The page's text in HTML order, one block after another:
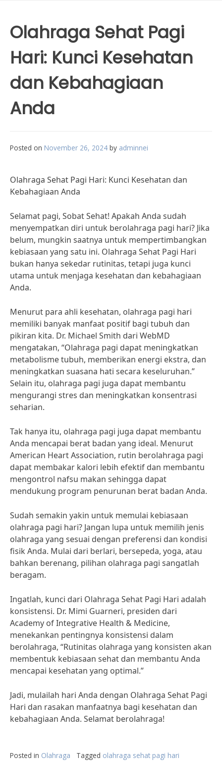
Olahraga Sehat Pagi
Hari: Kunci Kesehatan
dan Kebahagiaan
Anda
Posted on November 26, 2024 by adminnei
Olahraga Sehat Pagi Hari: Kunci Kesehatan dan
Kebahagiaan Anda
Selamat pagi, Sobat Sehat! Apakah Anda sudah
menyempatkan diri untuk berolahraga pagi hari? Jika
belum, mungkin saatnya untuk mempertimbangkan
kebiasaan yang satu ini. Olahraga Sehat Pagi Hari
bukan hanya sekedar rutinitas, tetapi juga kunci
utama untuk menjaga kesehatan dan kebahagiaan
Anda.
Menurut para ahli kesehatan, olahraga pagi hari
memiliki banyak manfaat positif bagi tubuh dan
pikiran kita. Dr. Michael Smith dari WebMD
mengatakan, “Olahraga pagi dapat meningkatkan
metabolisme tubuh, memberikan energi ekstra, dan
meningkatkan suasana hati secara keseluruhan.”
Selain itu, olahraga pagi juga dapat membantu
mengurangi stres dan meningkatkan konsentrasi
seharian.
Tak hanya itu, olahraga pagi juga dapat membantu
Anda mencapai berat badan yang ideal. Menurut
American Heart Association, rutin berolahraga pagi
dapat membakar kalori lebih efektif dan membantu
mengontrol nafsu makan sehingga dapat
mendukung program penurunan berat badan Anda.
Sudah semakin yakin untuk memulai kebiasaan
olahraga pagi hari? Jangan lupa untuk memilih jenis
olahraga yang sesuai dengan preferensi dan kondisi
fisik Anda. Mulai dari berlari, bersepeda, yoga, atau
bahkan berenang, pilihan olahraga pagi sangatlah
beragam.
Ingatlah, kunci dari Olahraga Sehat Pagi Hari adalah
konsistensi. Dr. Mimi Guarneri, presiden dari
Academy of Integrative Health & Medicine,
menekankan pentingnya konsistensi dalam
berolahraga, “Rutinitas olahraga yang konsisten akan
membentuk kebiasaan sehat dan membantu Anda
mencapai kesehatan yang optimal.”
Jadi, mulailah hari Anda dengan Olahraga Sehat Pagi
Hari dan rasakan manfaatnya bagi kesehatan dan
kebahagiaan Anda. Selamat berolahraga!
Posted in Olahraga Tagged olahraga sehat pagi hari